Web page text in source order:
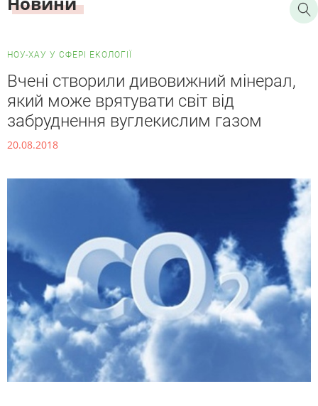
НОУ-ХАУ У СФЕРІ ЕКОЛОГІЇ
Вчені створили дивовижний мінерал,
який може врятувати світ від
забруднення вуглекислим газом
20.08.2018